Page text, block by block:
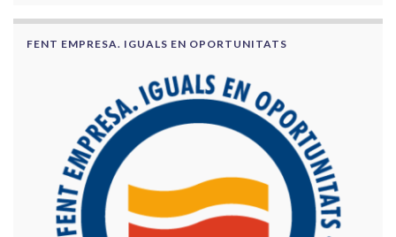
FENT EMPRESA. IGUALS EN OPORTUNITATS